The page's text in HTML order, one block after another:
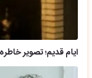
ایام قدیم؛ تصویر